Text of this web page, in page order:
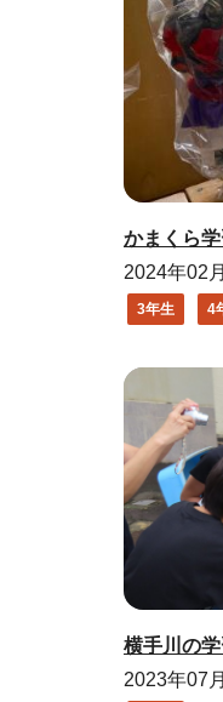
かまくら学
2024年02
3年生 4
横手川の
2023年07